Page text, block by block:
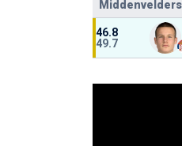
Middenvelders
46.8
49.7